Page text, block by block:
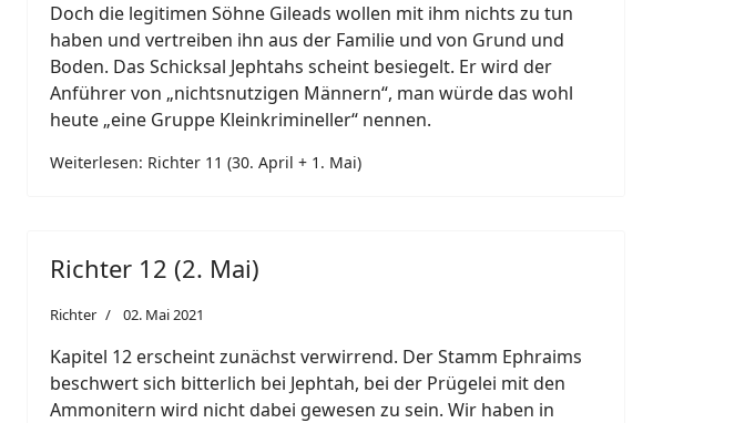
Doch die legitimen Söhne Gileads wollen mit ihm nichts zu tun
haben und vertreiben ihn aus der Familie und von Grund und
Boden. Das Schicksal Jephtahs scheint besiegelt. Er wird der
Anführer von „nichtsnutzigen Männern“, man würde das wohl
heute „eine Gruppe Kleinkrimineller“ nennen.
Weiterlesen: Richter 11 (30. April + 1. Mai)
Richter 12 (2. Mai)
Richter 02. Mai 2021
Kapitel 12 erscheint zunächst verwirrend. Der Stamm Ephraims
beschwert sich bitterlich bei Jephtah, bei der Prügelei mit den
Ammonitern wird nicht dabei gewesen zu sein. Wir haben in